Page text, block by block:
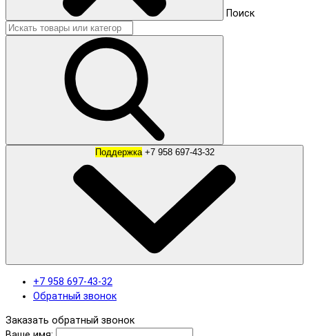
Поиск
Поддержка +7 958 697-43-32
+7 958 697-43-32
Обратный звонок
Заказать обратный звонок